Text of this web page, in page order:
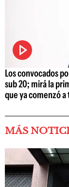
Los convocados
sub 20; mirá la
que ya comenzó a
MÁS